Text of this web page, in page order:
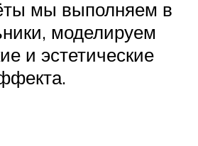
мы выполняем в
моделируем
и эстетические